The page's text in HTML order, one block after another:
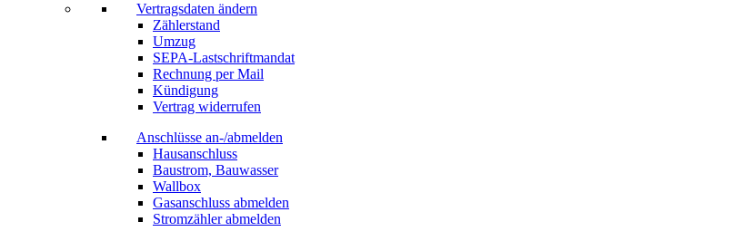
Vertragsdaten ändern
Zählerstand
Umzug
SEPA-Lastschriftmandat
Rechnung per Mail
Kündigung
Vertrag widerrufen
Anschlüsse an-/abmelden
Hausanschluss
Baustrom, Bauwasser
Wallbox
Gasanschluss abmelden
Stromzähler abmelden